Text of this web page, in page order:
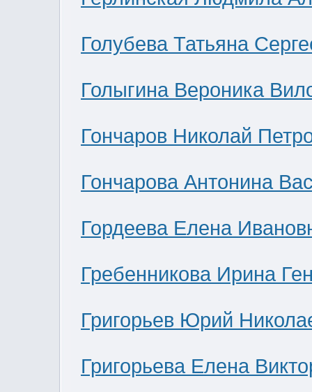
Голубева Татьяна
Голыгина Вероника
Гончаров Николай
Гончарова Антонина
Гордеева Елена
Гребенникова Ирина
Григорьев Юрий
Григорьева Елена